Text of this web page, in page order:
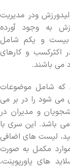
ودر مدیریت
به وجود آورده
بیست و یکم شامل
اکثرکسب و کارهای
مي باشند.
که شامل موضوعات
می شود را در بر می
و مدیران در
می باشد. این سری با
لیست های اضافی
مکمل به صورت
های پاورپوینت،